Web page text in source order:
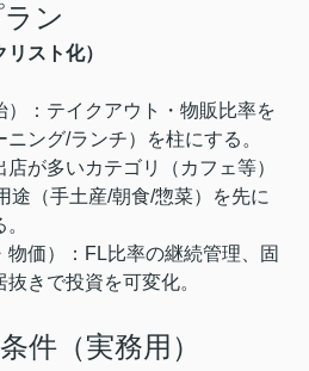
ン
スト化）
：テイクアウト・物販比率を
ニング/ランチ）を柱にする。
が多いカテゴリ（カフェ等）
途（手土産/朝食/惣菜）を先に
価）：FL比率の継続管理、固
きで投資を可変化。
件（実務用）